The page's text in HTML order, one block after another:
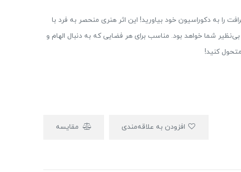
را به دکوراسیون خود بیاورید! این اثر هنری منحصر به فرد با
شما خواهد بود. مناسب برای هر فضایی که به دنبال الهام و
کنید!
مقایسه